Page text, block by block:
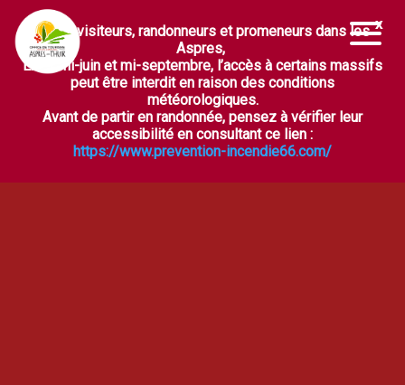
Ouvrir la barre d’outils
Chers visiteurs, randonneurs et promeneurs dans les
Aspres,
Entre mi-juin et mi-septembre, l’accès à certains massifs
peut être interdit en raison des conditions
météorologiques.
Avant de partir en randonnée, pensez à vérifier leur
accessibilité en consultant ce lien :
https://www.prevention-incendie66.com/